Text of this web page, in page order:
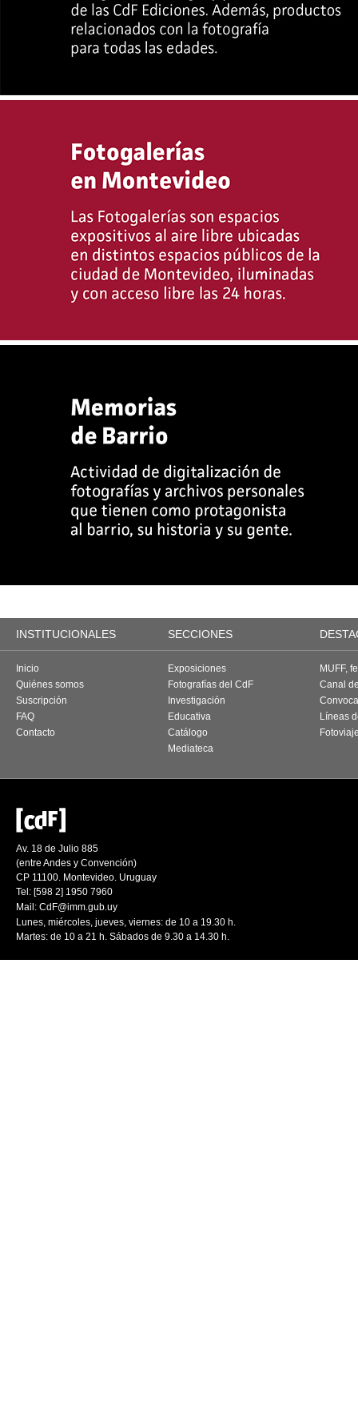
INSTITUCIONALES SECCIONES
Inicio
Quiénes somos
Suscripción
FAQ
Contacto
Exposiciones
Fotografías del CdF
Investigación
Educativa
Catálogo
Mediateca
MUFF,
Canal
Líneas
Av. 18 de Julio 885
(entre Andes y Convención)
CP 11100. Montevideo. Uruguay
Tel: [598 2] 1950 7960
Mail: CdF@imm.gub.uy
Lunes, miércoles, jueves, viernes: de 10 a 19.30 h.
Martes: de 10 a 21 h. Sábados de 9.30 a 14.30 h.